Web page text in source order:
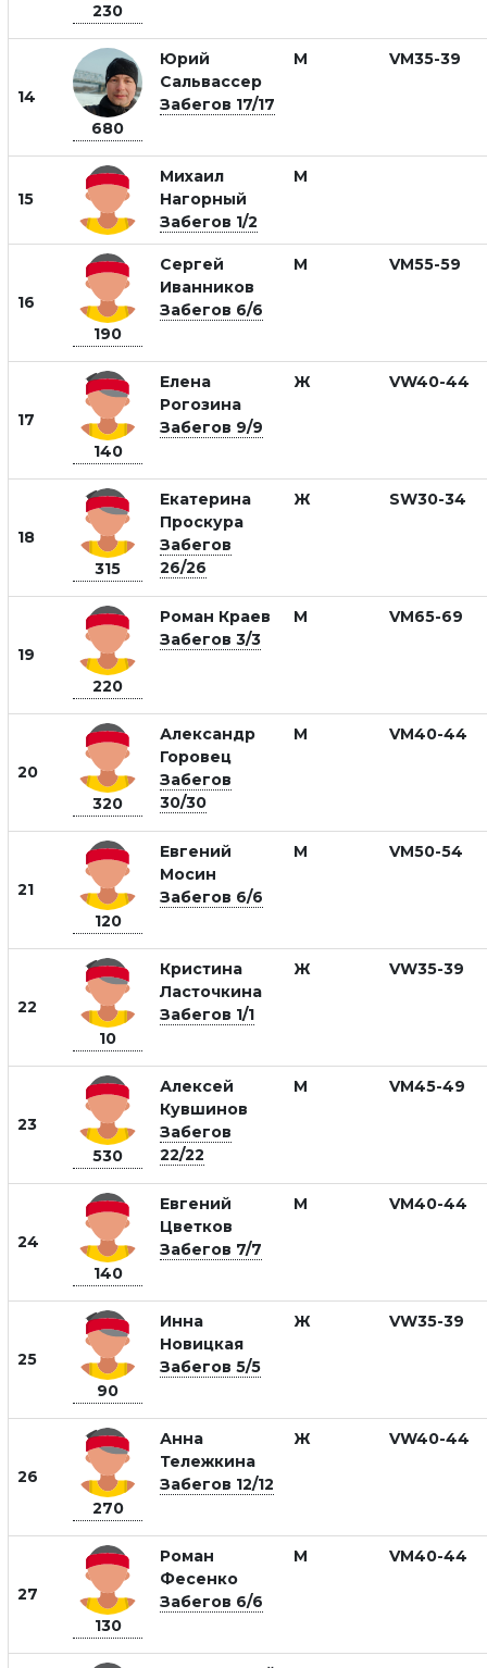
230
14
680
Юрий
Сальвассер
Забегов 17/17
М VM35-39
15
Михаил
Нагорный
Забегов 1/2
М
16
190
Сергей
Иванников
Забегов 6/6
М VM55-59
17
140
Елена
Рогозина
Забегов 9/9
Ж VW40-44
18
315
Екатерина
Проскура
Забегов
26/26
Ж SW30-34
19
220
Роман Краев
Забегов 3/3
М VM65-69
20
320
Александр
Горовец
Забегов
30/30
М VM40-44
21
120
Евгений
Мосин
Забегов 6/6
М VM50-54
22
10
Кристина
Ласточкина
Забегов 1/1
Ж VW35-39
23
530
Алексей
Кувшинов
Забегов
22/22
М VM45-49
24
140
Евгений
Цветков
Забегов 7/7
М VM40-44
25
90
Инна
Новицкая
Забегов 5/5
Ж VW35-39
26
270
Анна
Тележкина
Забегов 12/12
Ж VW40-44
27
130
Роман
Фесенко
Забегов 6/6
М VM40-44